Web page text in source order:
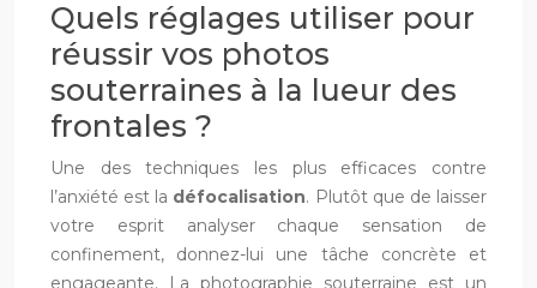
Quels réglages utiliser pour
réussir vos photos
souterraines à la lueur des
frontales ?
Une des techniques les plus efficaces contre
l’anxiété est la défocalisation. Plutôt que de laisser
votre esprit analyser chaque sensation de
confinement, donnez-lui une tâche concrète et
engageante. La photographie souterraine est un